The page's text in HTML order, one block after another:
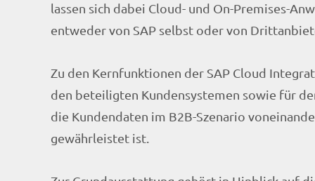
lassen sich dabei Cloud- und On-Premises-
entweder von SAP selbst oder von
Zu den Kernfunktionen der SAP Cloud
den beteiligten Kundensystemen sowie für
die Kundendaten im B2B-Szenario
gewährleistet ist.